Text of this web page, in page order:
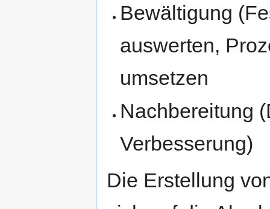
Bewältigung
auswerten,
umsetzen
Nachbereitung
Verbesserung)
Die Erstellung